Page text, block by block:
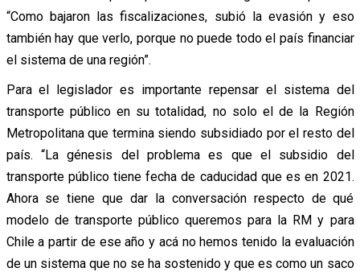
“Como bajaron las fiscalizaciones, subió la evasión y eso
también hay que verlo, porque no puede todo el país financiar
el sistema de una región”.
Para el legislador es importante repensar el sistema del
transporte público en su totalidad, no solo el de la Región
Metropolitana que termina siendo subsidiado por el resto del
país. “La génesis del problema es que el subsidio del
transporte público tiene fecha de caducidad que es en 2021.
Ahora se tiene que dar la conversación respecto de qué
modelo de transporte público queremos para la RM y para
Chile a partir de ese año y acá no hemos tenido la evaluación
de un sistema que no se ha sostenido y que es como un saco